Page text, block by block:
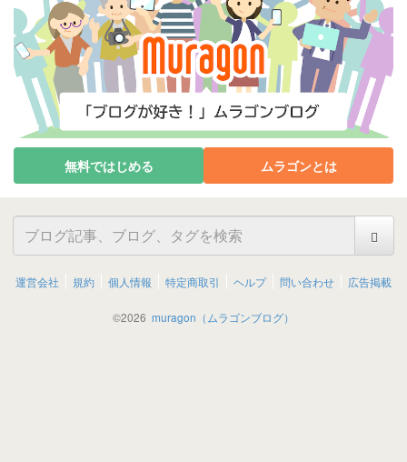
無料ではじめる ムラゴンとは
運営会社 規約 個人情報 特定商取引 ヘルプ 問い合わせ 広告掲載
©2026 muragon（ムラゴンブログ）